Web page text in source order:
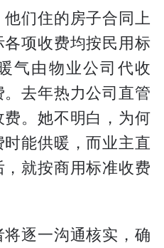
们住的房子合同上
项收费均按民用标
气由物业公司代收
去年热力公司直管
。她不明白，为何
能供暖，而业主直
就按商用标准收费
逐一沟通核实，确